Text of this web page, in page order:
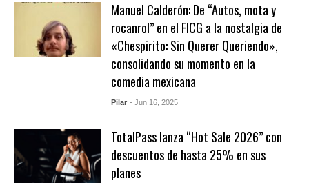
Manuel Calderón: De “Autos, mota y
rocanrol” en el FICG a la nostalgia de
«Chespirito: Sin Querer Queriendo»,
consolidando su momento en la
comedia mexicana
Pilar - Jun 16, 2025
TotalPass lanza “Hot Sale 2026” con
descuentos de hasta 25% en sus
planes